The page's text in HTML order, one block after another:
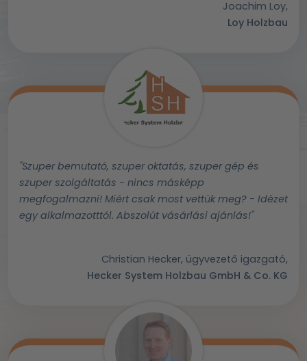
Joachim Loy,
Loy Holzbau
"Szuper bemutató, szuper oktatás, szuper gép és
szuper szolgáltatás - nincs másképp
megfogalmazni! Miért csak most vettük meg? - Idézet
egy alkalmazotttól. Abszolút vásárlási ajánlás!"
Christian Hecker, ügyvezető igazgató,
Hecker System Holzbau GmbH & Co. KG